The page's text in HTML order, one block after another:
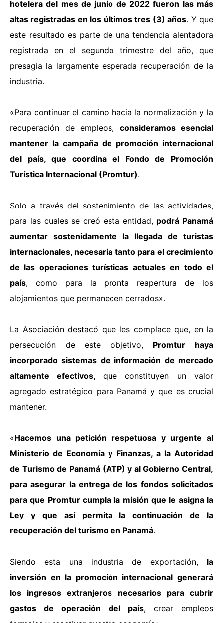
hotelera del mes de junio de 2022 fueron las más
altas registradas en los últimos tres (3) años. Y que
este resultado es parte de una tendencia alentadora
registrada en el segundo trimestre del año, que
presagia la largamente esperada recuperación de la
industria.
«Para continuar el camino hacia la normalización y la
recuperación de empleos, consideramos esencial
mantener la campaña de promoción internacional
del país, que coordina el Fondo de Promoción
Turística Internacional (Promtur).
Solo a través del sostenimiento de las actividades,
para las cuales se creó esta entidad, podrá Panamá
aumentar sostenidamente la llegada de turistas
internacionales, necesaria tanto para el crecimiento
de las operaciones turísticas actuales en todo el
país, como para la pronta reapertura de los
alojamientos que permanecen cerrados».
La Asociación destacó que les complace que, en la
persecución de este objetivo, Promtur haya
incorporado sistemas de información de mercado
altamente efectivos, que constituyen un valor
agregado estratégico para Panamá y que es crucial
mantener.
«Hacemos una petición respetuosa y urgente al
Ministerio de Economía y Finanzas, a la Autoridad
de Turismo de Panamá (ATP) y al Gobierno Central,
para asegurar la entrega de los fondos solicitados
para que Promtur cumpla la misión que le asigna la
Ley y que así permita la continuación de la
recuperación del turismo en Panamá.
Siendo esta una industria de exportación, la
inversión en la promoción internacional generará
los ingresos extranjeros necesarios para cubrir
gastos de operación del país, crear empleos